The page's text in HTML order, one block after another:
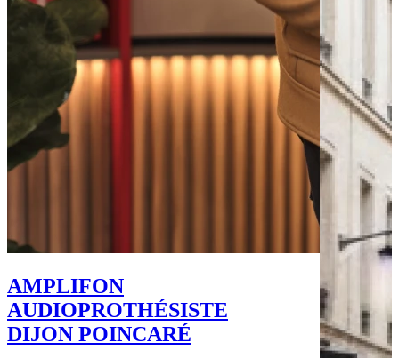
AMPLIFON
AUDIOPROTHÉSISTE
DIJON POINCARÉ